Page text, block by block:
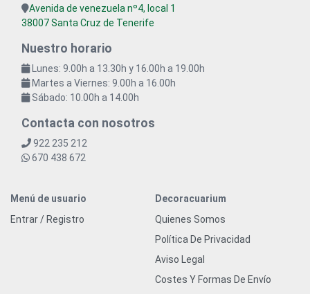
Avenida de venezuela nº4, local 1
38007 Santa Cruz de Tenerife
Nuestro horario
Lunes: 9.00h a 13.30h y 16.00h a 19.00h
Martes a Viernes: 9.00h a 16.00h
Sábado: 10.00h a 14.00h
Contacta con nosotros
922 235 212
670 438 672
Menú de usuario
Entrar / Registro
Decoracuarium
Quienes Somos
Política De Privacidad
Aviso Legal
Costes Y Formas De Envío